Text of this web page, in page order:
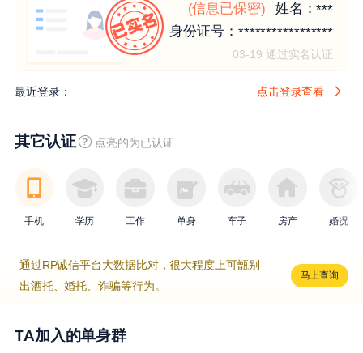
(信息已保密) 姓名：***
身份证号： *****************
03-19 通过实名认证
最近登录： 点击登录查看
其它认证 点亮的为已认证
手机 学历 工作 单身 车子 房产 婚况
通过RP诚信平台大数据比对，很大程度上可甑别
出酒托、婚托、诈骗等行为。
马上查询
TA加入的单身群